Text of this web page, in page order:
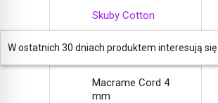
W ostatnich 30 dniach produktem interesują się
Skuby Cotton
SZNURKI LINY
Macrame Cord 4
mm